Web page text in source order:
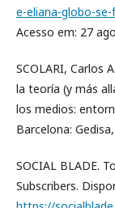
e-eliana-globo-
Acesso em: 27
SCOLARI, Carlos
la teoría (y más
los medios:
Barcelona:
SOCIAL BLADE.
Subscribers.